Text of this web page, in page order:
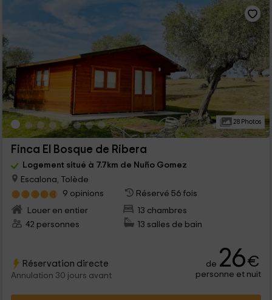
28 Photos
Finca El Bosque de Ribera
Logement situé à 7.7km de Nuño Gomez
Escalona, Tolède
9 opinions
Réservé 56 fois
Louer en entier
13 chambres
42 personnes
13 salles de bain
Réservation directe
Annulation 30 jours avant
de 26€
personne et nuit